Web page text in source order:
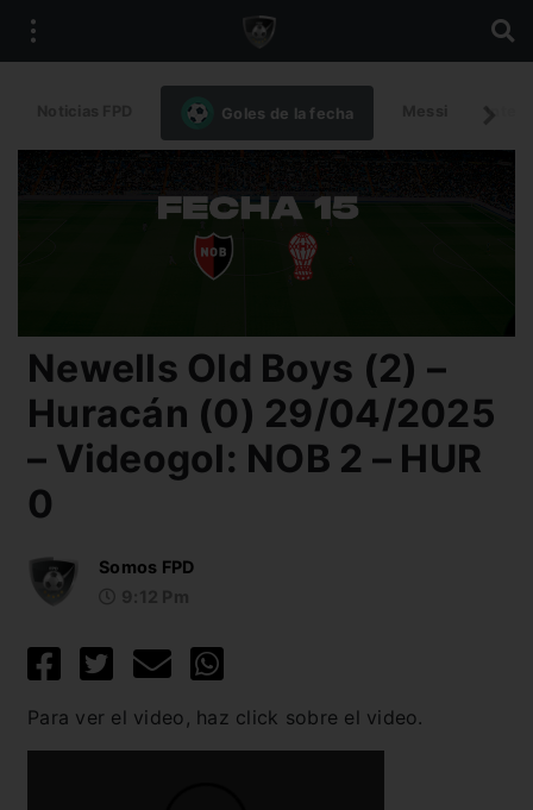
Goles de la fecha
Newells Old Boys (2) –
Huracán (0) 29/04/2025
– Videogol: NOB 2 – HUR
0
Somos FPD
Para ver el video, haz click sobre el video.